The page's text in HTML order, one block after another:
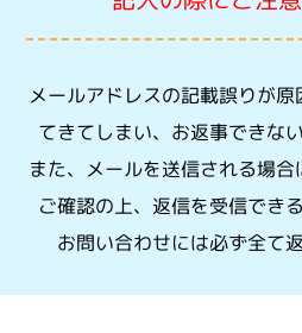
メールアドレスの記載誤りが
てきてしまい、お返事できな
また、メールを送信される場
ご確認の上、返信を受信でき
お問い合わせには必ず全て